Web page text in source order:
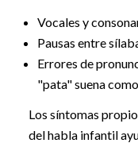
Vocales y
Pausas entre
Errores de
"pata" suena
Los síntomas
del habla infantil